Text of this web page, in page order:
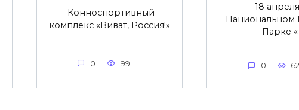
Конноспортивный
комплекс «Виват, Россия!»
0 99
18
Национальном
Парке «
0 62